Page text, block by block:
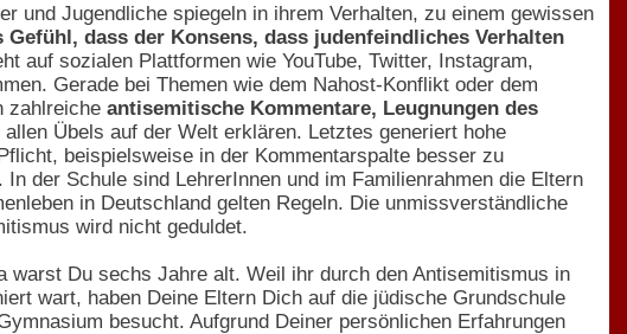
und Jugendliche spiegeln in ihrem Verhalten, zu einem gewissen
Gefühl, dass der Konsens, dass judenfeindliches Verhalten
auf sozialen Plattformen wie YouTube, Twitter, Instagram,
Gerade bei Themen wie dem Nahost-Konflikt oder dem
zahlreiche antisemitische Kommentare, Leugnungen des
Übels auf der Welt erklären. Letztes generiert hohe
beispielsweise in der Kommentarspalte besser zu
der Schule sind LehrerInnen und im Familienrahmen die Eltern
in Deutschland gelten Regeln. Die unmissverständliche
wird nicht geduldet.
Du sechs Jahre alt. Weil ihr durch den Antisemitismus in
wart, haben Deine Eltern Dich auf die jüdische Grundschule
besucht. Aufgrund Deiner persönlichen Erfahrungen